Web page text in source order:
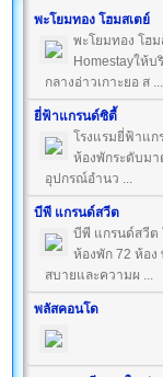
พะโยมทอง โฮมสเตย์
พะโยมทอง โฮม
Homestayให้
กลางอ่าวเกาะยอ ส ...
ยี่ฟ้าแกรนด์ซิตี้
โรงแรมยี่ฟ้าแ
ห้องพักระดับมา
อุปกรณ์อำนว ...
บีพี แกรนด์สวีต
บีพี แกรนด์สวีต
ห้องพัก 72 ห้อง
สบายและความผ ...
พลัสคอนโด